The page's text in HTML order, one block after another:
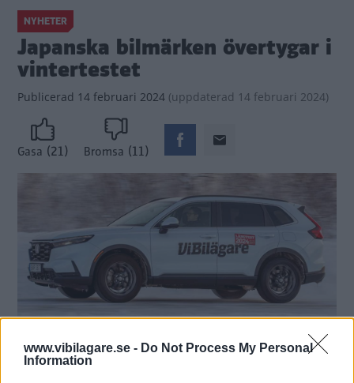
www.vibilagare.se - Do Not Process My Personal
Information
NYHETER
Japanska bilmärken övertygar i
vintertestet
Publicerad 14 februari 2024 (uppdaterad 14 februari 2024)
Gasa (21) Bromsa (11)
Fyra av de fem senaste vintertesterna i Vi Bilägare